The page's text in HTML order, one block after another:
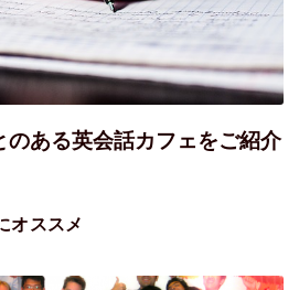
ある英会話カフェをご紹介
オススメ